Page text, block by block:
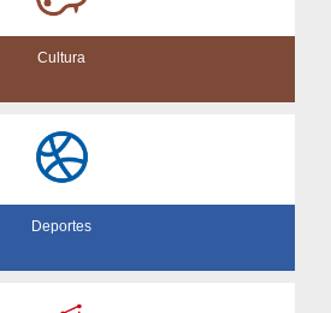
Cultura
Deportes